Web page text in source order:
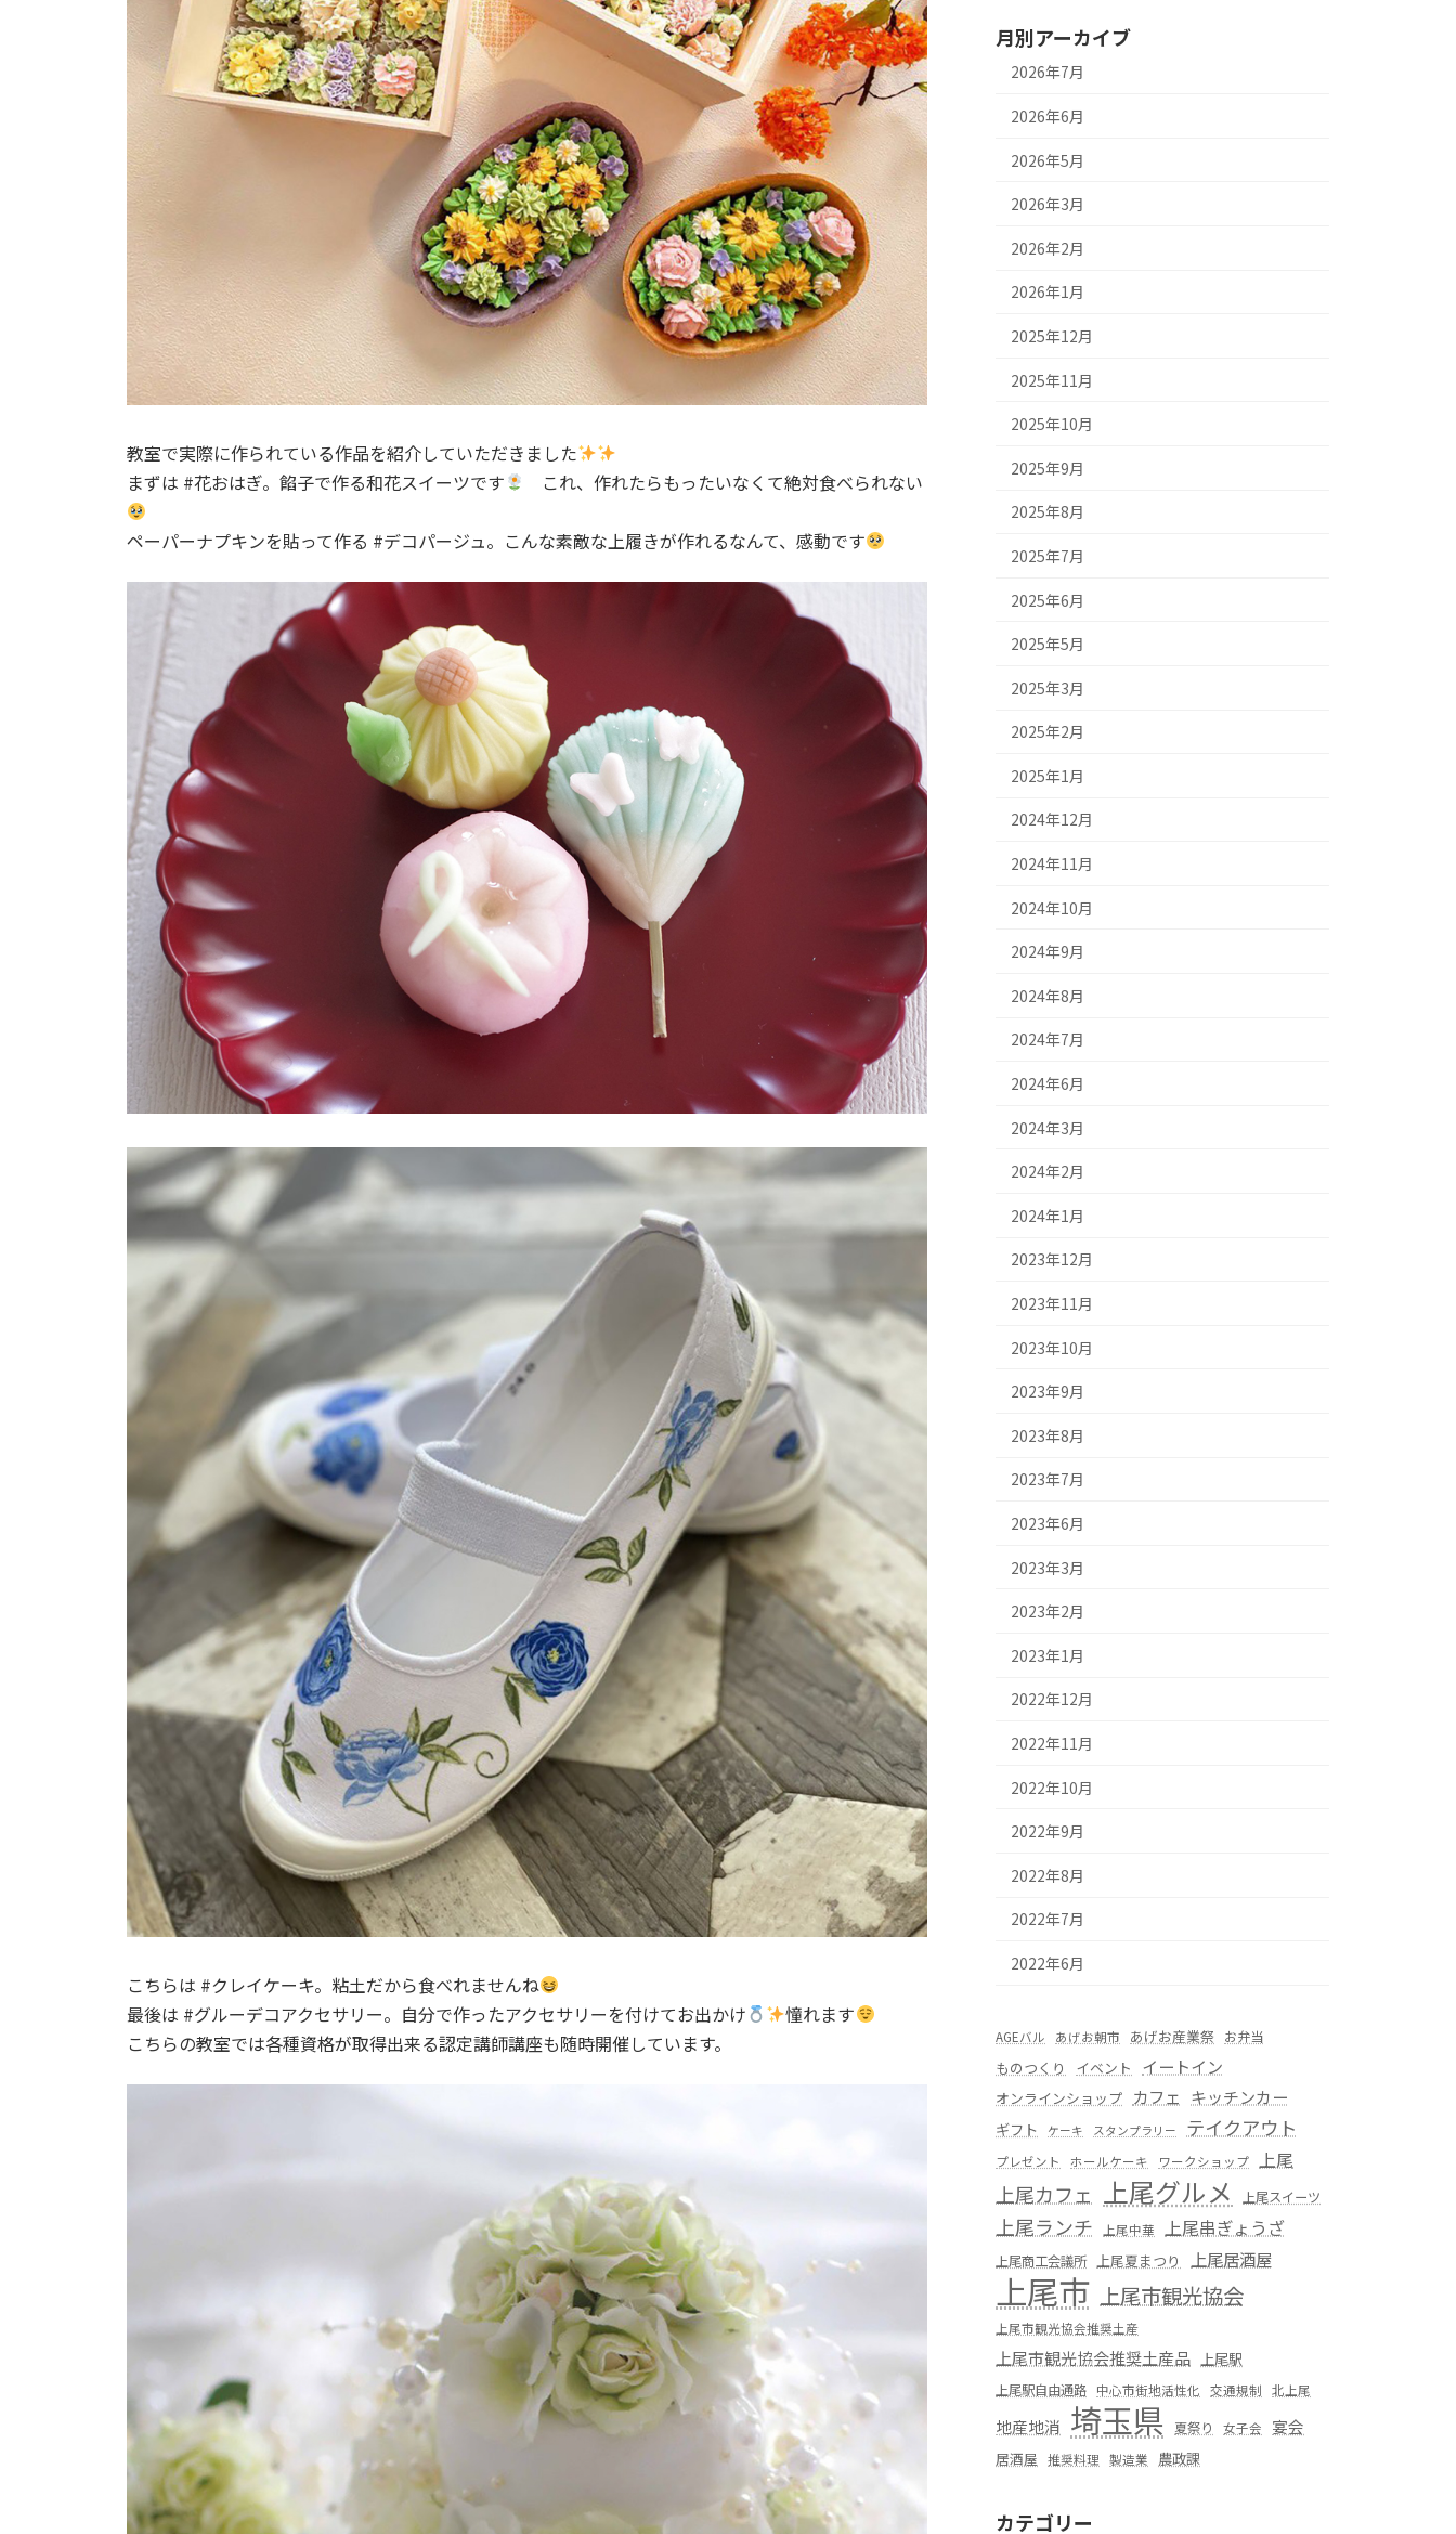
教室で実際に作られている作品を紹介していただきました
まずは #花おはぎ。餡子で作る和花スイーツです
これ、作れたらもったいなくて絶対食べられない
ペーパーナプキンを貼って作る #デコパージュ。こんな素敵な上履きが作れるなんて、感動です
こちらは #クレイケーキ。粘土だから食べれませんね
最後は #グルーデコアクセサリー。自分で作ったアクセサリーを付けてお出かけ
憧れます
こちらの教室では各種資格が取得出来る認定講師講座も随時開催しています。
月別アーカイブ
2026年7月
2026年6月
2026年5月
2026年3月
2026年2月
2026年1月
2025年12月
2025年11月
2025年10月
2025年9月
2025年8月
2025年7月
2025年6月
2025年5月
2025年3月
2025年2月
2025年1月
2024年12月
2024年11月
2024年10月
2024年9月
2024年8月
2024年7月
2024年6月
2024年3月
2024年2月
2024年1月
2023年12月
2023年11月
2023年10月
2023年9月
2023年8月
2023年7月
2023年6月
2023年3月
2023年2月
2023年1月
2022年12月
2022年11月
2022年10月
2022年9月
2022年8月
2022年7月
2022年6月
AGEバル あげお朝市 あげお産業祭 お弁当
ものつくり イベント イートイン
オンラインショップ カフェ キッチンカー
ギフト ケーキ スタンプラリー テイクアウト
プレゼント ホールケーキ ワークショップ 上尾
上尾カフェ 上尾グルメ 上尾スイーツ
上尾ランチ 上尾中華 上尾串ぎょうざ
上尾商工会議所 上尾夏まつり 上尾居酒屋
上尾市 上尾市観光協会
上尾市観光協会推奨土産
上尾市観光協会推奨土産品 上尾駅
上尾駅自由通路 中心市街地活性化 交通規制 北上尾
地産地消 埼玉県 夏祭り 女子会 宴会
居酒屋 推奨料理 製造業 農政課
カテゴリー